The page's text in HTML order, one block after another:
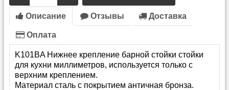
Описание Отзывы Доставка
Оплата
K101BA Нижнее крепление барной стойки стойки
для кухни миллиметров, используется только с
верхним креплением.
Материал сталь с покрытием античная бронза.